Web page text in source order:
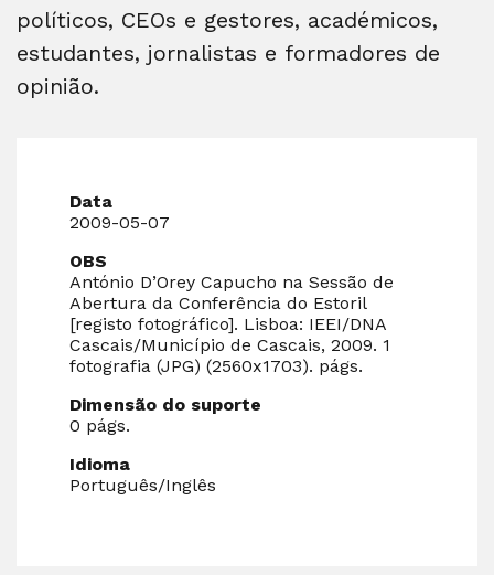
políticos, CEOs e gestores, académicos,
estudantes, jornalistas e formadores de
opinião.
Data
2009-05-07
OBS
António D’Orey Capucho na Sessão de
Abertura da Conferência do Estoril
[registo fotográfico]. Lisboa: IEEI/DNA
Cascais/Município de Cascais, 2009. 1
fotografia (JPG) (2560x1703). págs.
Dimensão do suporte
0 págs.
Idioma
Português/Inglês